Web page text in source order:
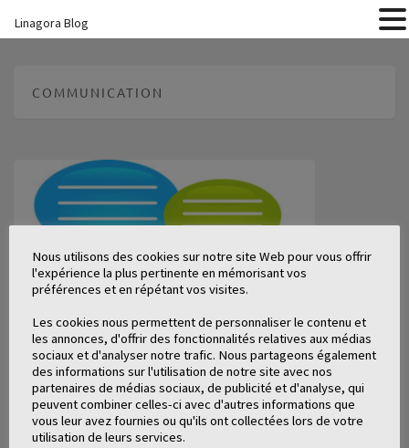
COMMUNICATION
ASSISTANCE EN LIGNE :
GÉNÉRALITÉS (1/2)
Nous utilisons des cookies sur notre site Web pour vous offrir
l'expérience la plus pertinente en mémorisant vos
préférences et en répétant vos visites.
Les cookies nous permettent de personnaliser le contenu et
les annonces, d'offrir des fonctionnalités relatives aux médias
sociaux et d'analyser notre trafic. Nous partageons également
des informations sur l'utilisation de notre site avec nos
partenaires de médias sociaux, de publicité et d'analyse, qui
peuvent combiner celles-ci avec d'autres informations que
vous leur avez fournies ou qu'ils ont collectées lors de votre
utilisation de leurs services.
Linagora Blog